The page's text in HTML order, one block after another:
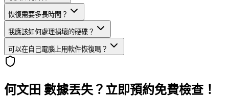
恢復需要多長時間？
我應該如何處理損壞的硬碟？
可以在自己電腦上用軟件恢復嗎？
何文田 數據丟失？立即預約免費檢查！